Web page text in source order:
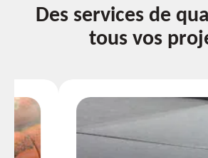
Des services de
tous vos